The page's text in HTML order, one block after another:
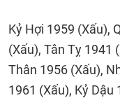
Kỷ Hợi 1959 (Xấu),
(Xấu), Tân Tỵ 1941
Thân 1956 (Xấu),
1961 (Xấu), Kỷ Dậu